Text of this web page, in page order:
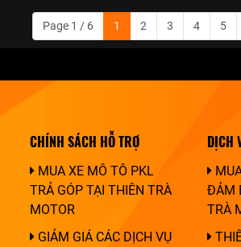
Page 1 / 6 1 2 3 4 5
CHÍNH SÁCH HỖ TRỢ
MUA XE MÔ TÔ PKL
TRẢ GÓP TẠI THIÊN TRÀ
MOTOR
GIẢM GIÁ CÁC DỊCH VỤ
DỊCH
ĐẢM
TRÀ